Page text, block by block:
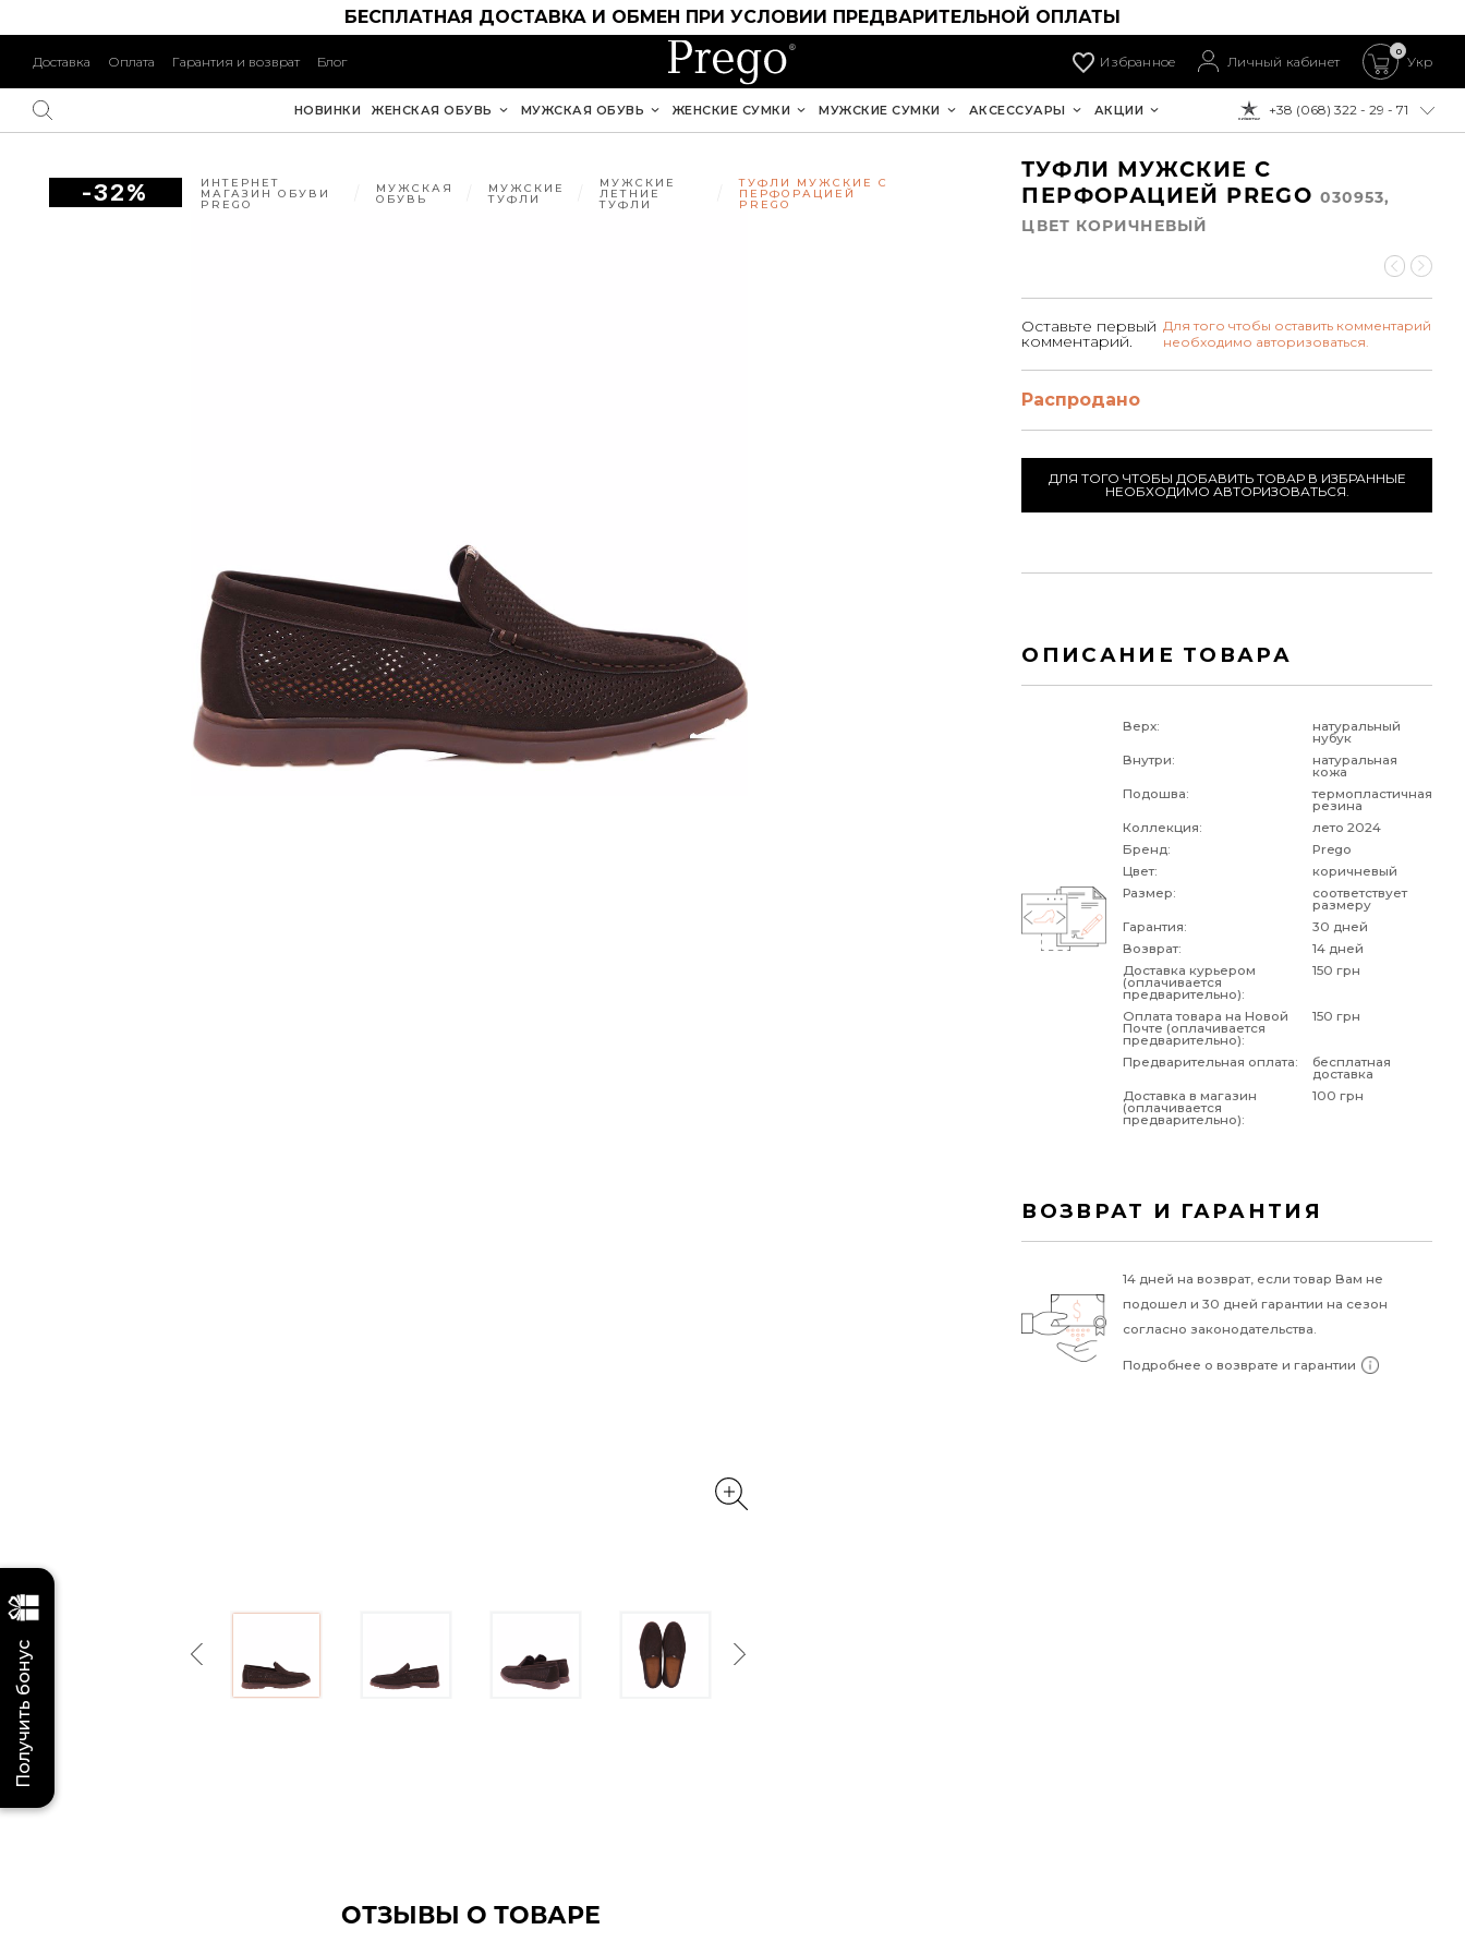
БЕСПЛАТНАЯ ДОСТАВКА И ОБМЕН ПРИ УСЛОВИИ ПРЕДВАРИТЕЛЬНОЙ ОПЛАТЫ
Доставка Оплата Гарантия и возврат Блог Избранное Личный кабинет
0
Укр
К ОПЛАТЕ:
+38 (068) 322 - 29 - 71
НОВИНКИ ЖЕНСКАЯ ОБУВЬ МУЖСКАЯ ОБУВЬ ЖЕНСКИЕ СУМКИ МУЖСКИЕ СУМКИ АКСЕССУАРЫ АКЦИИ
-32% ИНТЕРНЕТ
МАГАЗИН ОБУВИ
PREGO
МУЖСКАЯ
ОБУВЬ
МУЖСКИЕ
ТУФЛИ
МУЖСКИЕ
ЛЕТНИЕ
ТУФЛИ
ТУФЛИ МУЖСКИЕ С
ПЕРФОРАЦИЕЙ
PREGO
Previous Next
ОТЗЫВЫ О ТОВАРЕ
ТУФЛИ МУЖСКИЕ С
ПЕРФОРАЦИЕЙ PREGO 030953,
ЦВЕТ КОРИЧНЕВЫЙ
Оставьте первый
комментарий.
Для того чтобы оставить комментарий
необходимо авторизоваться.
Распродано
ДЛЯ ТОГО ЧТОБЫ ДОБАВИТЬ ТОВАР В ИЗБРАННЫЕ
НЕОБХОДИМО АВТОРИЗОВАТЬСЯ.
ОПИСАНИЕ ТОВАРА
Верх: натуральный
нубук
Внутри:
натуральная
кожа
Подошва:
термопластичная
резина
Коллекция:
лето 2024
Бренд:
Prego
Цвет:
коричневый
Размер:
соответствует
размеру
Гарантия:
30 дней
Возврат:
14 дней
Доставка курьером
(оплачивается
предварительно):
150 грн
Оплата товара на Новой
Почте (оплачивается
предварительно):
150 грн
Предварительная оплата: бесплатная
доставка
Доставка в магазин
(оплачивается
предварительно):
100 грн
ВОЗВРАТ И ГАРАНТИЯ
14 дней на возврат, если товар Вам не
подошел и 30 дней гарантии на сезон
согласно законодательства.
Подробнее о возврате и гарантии
Получить бонус